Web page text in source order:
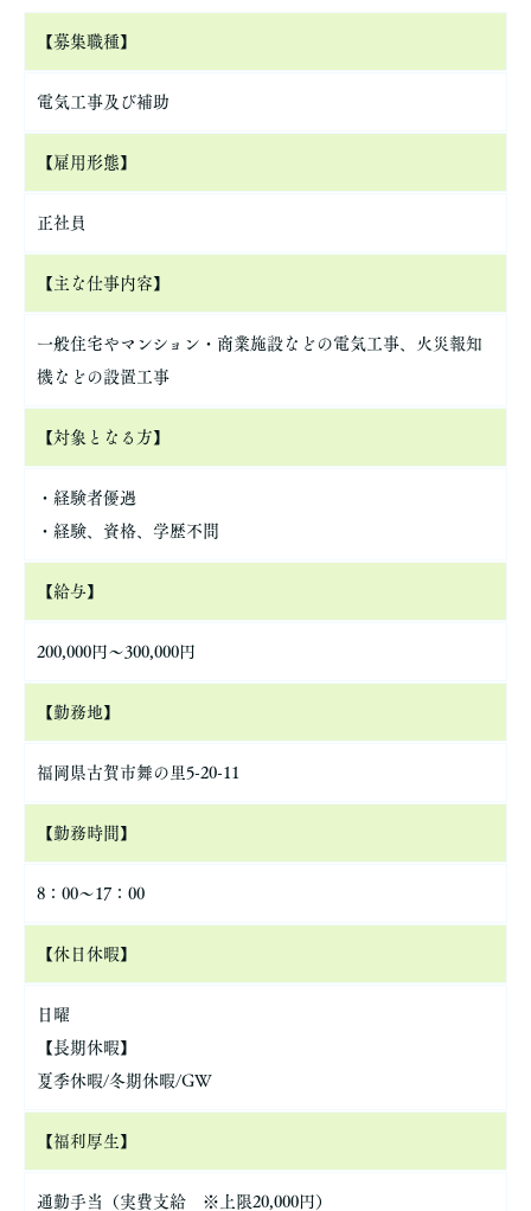
【募集職種】
電気工事及び補助
【雇用形態】
正社員
【主な仕事内容】
一般住宅やマンション・商業施設などの電気工事、火災報知
機などの設置工事
【対象となる方】
・経験者優遇
・経験、資格、学歴不問
【給与】
200,000円〜300,000円
【勤務地】
福岡県古賀市舞の里5-20-11
【勤務時間】
8：00～17：00
【休日休暇】
日曜
【長期休暇】
夏季休暇/冬期休暇/GW
【福利厚生】
通勤手当（実費支給 ※上限20,000円）